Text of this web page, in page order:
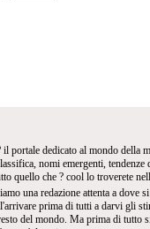
portale dedicato al mondo della
nomi emergenti, tendenze
quello che ? cool lo troverete
una redazione attenta a dove
prima di tutti a darvi gli
del mondo. Ma prima di tutto